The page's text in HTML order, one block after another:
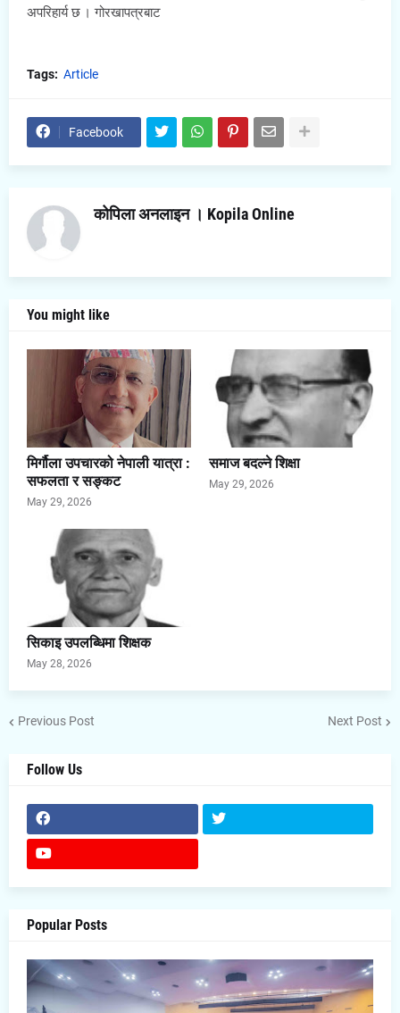
अपरिहार्य छ । गोरखापत्रबाट
Tags: Article
Facebook
कोपिला अनलाइन । Kopila Online
You might like
मिर्गौला उपचारको नेपाली यात्रा :
सफलता र सङ्कट
May 29, 2026
समाज बदल्ने शिक्षा
May 29, 2026
सिकाइ उपलब्धिमा शिक्षक
May 28, 2026
Previous Post Next Post
Follow Us
Popular Posts